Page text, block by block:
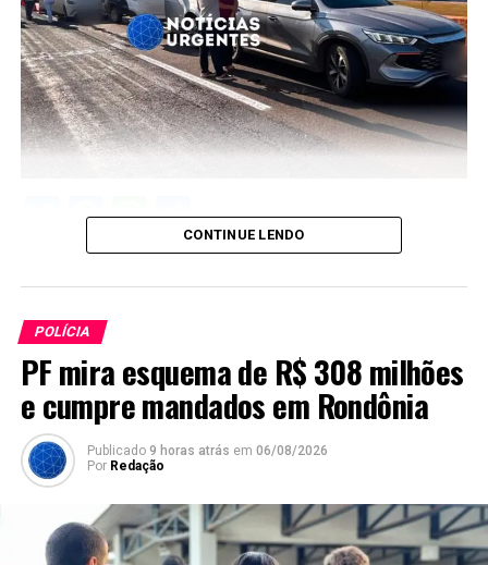
Twitter
Facebook
WhatsApp
Share
CONTINUE LENDO
POLÍCIA
PF mira esquema de R$ 308 milhões
e cumpre mandados em Rondônia
Publicado 9 horas atrás em 06/08/2026
Por Redação